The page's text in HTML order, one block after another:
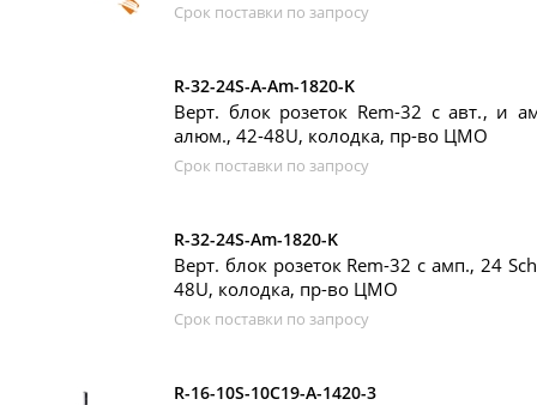
Срок поставки по запросу
R-32-24S-A-Am-1820-K
Верт. блок розеток Rem-32 с авт., и
алюм., 42-48U, колодка, пр-во ЦМО
Срок поставки по запросу
R-32-24S-Am-1820-K
Верт. блок розеток Rem-32 с амп., 24
48U, колодка, пр-во ЦМО
Срок поставки по запросу
R-16-10S-10C19-A-1420-3